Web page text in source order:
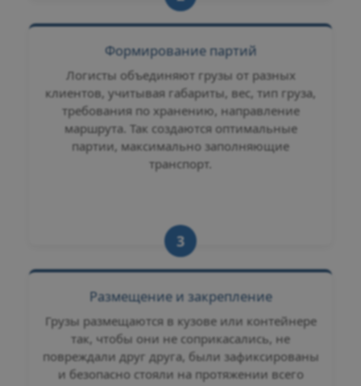
Формирование партий
Логисты объединяют грузы от разных
клиентов, учитывая габариты, вес, тип груза,
требования по хранению, направление
маршрута. Так создаются оптимальные
партии, максимально заполняющие
транспорт.
3
Размещение и закрепление
Грузы размещаются в кузове или контейнере
так, чтобы они не соприкасались, не
повреждали друг друга, были зафиксированы
и безопасно стояли на протяжении всего